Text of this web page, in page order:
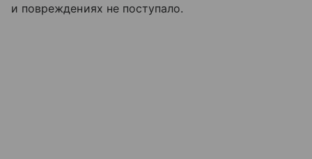
и повреждениях не поступало.